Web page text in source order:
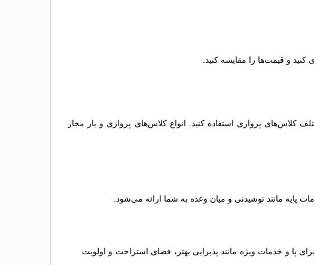
و قیمت‌ها را مقایسه کنید.
پروازی استفاده کنید. انواع کلاس‌های پروازی و بار مجاز
مانند نوشیدنی و میان وعده به شما ارائه می‌شود.
پا و خدمات ویژه مانند پذیرایی بهتر، فضای استراحت و اولویت